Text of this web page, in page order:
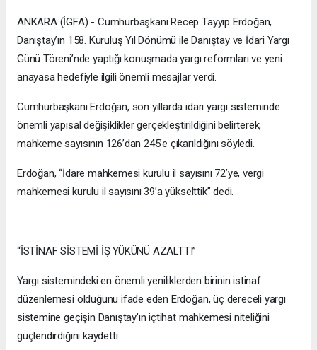
ANKARA (İGFA) - Cumhurbaşkanı Recep Tayyip Erdoğan,
Danıştay’ın 158. Kuruluş Yıl Dönümü ile Danıştay ve İdari Yargı
Günü Töreni’nde yaptığı konuşmada yargı reformları ve yeni
anayasa hedefiyle ilgili önemli mesajlar verdi.
Cumhurbaşkanı Erdoğan, son yıllarda idari yargı sisteminde
önemli yapısal değişiklikler gerçekleştirildiğini belirterek,
mahkeme sayısının 126’dan 245’e çıkarıldığını söyledi.
Erdoğan, “İdare mahkemesi kurulu il sayısını 72’ye, vergi
mahkemesi kurulu il sayısını 39’a yükselttik” dedi.
“İSTİNAF SİSTEMİ İŞ YÜKÜNÜ AZALTTI”
Yargı sistemindeki en önemli yeniliklerden birinin istinaf
düzenlemesi olduğunu ifade eden Erdoğan, üç dereceli yargı
sistemine geçişin Danıştay’ın içtihat mahkemesi niteliğini
güçlendirdiğini kaydetti.